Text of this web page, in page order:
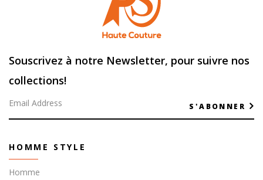
Souscrivez à notre Newsletter, pour suivre nos
collections!
S'ABONNER
HOMME STYLE
Homme